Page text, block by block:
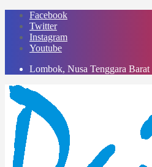
Skip
content
Facebook
Twitter
Instagram
Youtube
Lombok, Nusa Tenggara Barat